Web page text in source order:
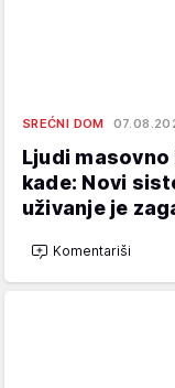
SREĆNI DOM
Ljudi
kade: Novi
uživanje je
Komentariši